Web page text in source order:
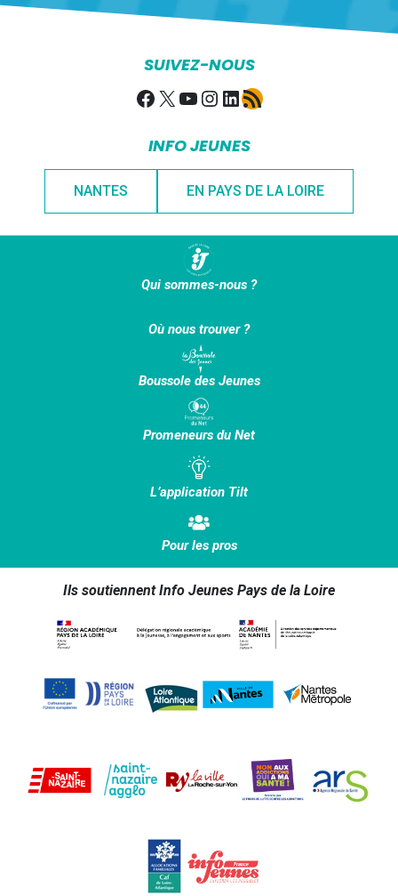
SUIVEZ-NOUS
Facebook
X YouTube
Instagram
LinkedIn
Flux RSS
INFO JEUNES
NANTES EN PAYS DE LA LOIRE
Qui sommes-nous ?
Où nous trouver ?
Boussole des Jeunes
Promeneurs du Net
L’application Tilt
Pour les pros
Ils soutiennent Info Jeunes Pays de la Loire